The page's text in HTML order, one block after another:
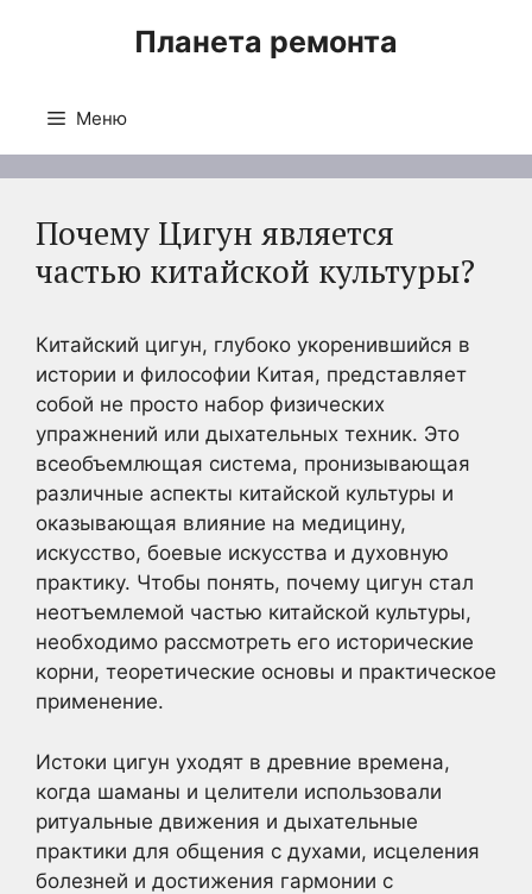
Планета ремонта
Меню
Почему Цигун является
частью китайской культуры?
Китайский цигун, глубоко укоренившийся в
истории и философии Китая, представляет
собой не просто набор физических
упражнений или дыхательных техник. Это
всеобъемлющая система, пронизывающая
различные аспекты китайской культуры и
оказывающая влияние на медицину,
искусство, боевые искусства и духовную
практику. Чтобы понять, почему цигун стал
неотъемлемой частью китайской культуры,
необходимо рассмотреть его исторические
корни, теоретические основы и практическое
применение.
Истоки цигун уходят в древние времена,
когда шаманы и целители использовали
ритуальные движения и дыхательные
практики для общения с духами, исцеления
болезней и достижения гармонии с